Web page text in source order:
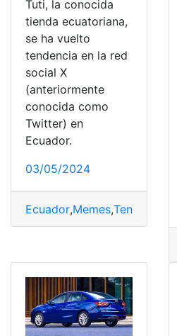
Tuti, la conocida
tienda ecuatoriana,
se ha vuelto
tendencia en la red
social X
(anteriormente
conocida como
Twitter) en
Ecuador.
03/05/2024
Ecuador,Memes,Tendencia